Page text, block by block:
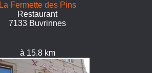
La Fermette des Pins
Restaurant
7133 Buvrinnes
à 15.8 km